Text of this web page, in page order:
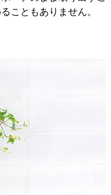
こともありません。